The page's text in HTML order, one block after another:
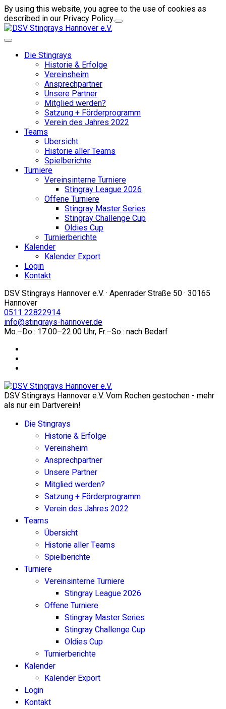
By using this website, you agree to the use of cookies as
described in our Privacy Policy.
Die Stingrays
Historie & Erfolge
Vereinsheim
Ansprechpartner
Unsere Partner
Mitglied werden?
Satzung + Förderprogramm
Verein des Jahres 2022
Teams
Übersicht
Historie aller Teams
Spielberichte
Turniere
Vereinsinterne Turniere
Stingray League 2026
Offene Turniere
Stingray Master Series
Stingray Challenge Cup
Oldies Cup
Turnierberichte
Kalender
Kalender Export
Login
Kontakt
DSV Stingrays Hannover e.V. · Apenrader Straße 50 · 30165
Hannover
0511 22822914
info@stingrays-hannover.de
Mo.–Do.: 17.00–22.00 Uhr, Fr.–So.: nach Bedarf
DSV Stingrays Hannover e.V. Vom Rochen gestochen - mehr
als nur ein Dartverein!
Die Stingrays
Historie & Erfolge
Vereinsheim
Ansprechpartner
Unsere Partner
Mitglied werden?
Satzung + Förderprogramm
Verein des Jahres 2022
Teams
Übersicht
Historie aller Teams
Spielberichte
Turniere
Vereinsinterne Turniere
Stingray League 2026
Offene Turniere
Stingray Master Series
Stingray Challenge Cup
Oldies Cup
Turnierberichte
Kalender
Kalender Export
Login
Kontakt